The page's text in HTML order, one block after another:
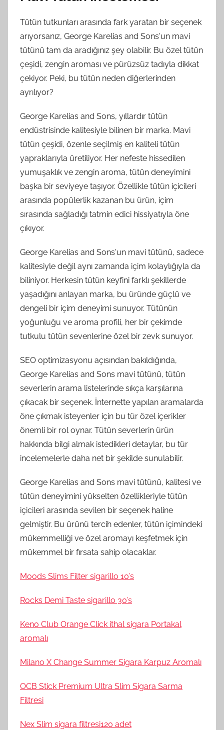
Tütün tutkunları arasında fark yaratan bir seçenek
arıyorsanız, George Karelias and Sons'un mavi
tütünü tam da aradığınız şey olabilir. Bu özel tütün
çeşidi, zengin aroması ve pürüzsüz tadıyla dikkat
çekiyor. Peki, bu tütün neden diğerlerinden
ayrılıyor?
George Karelias and Sons, yıllardır tütün
endüstrisinde kalitesiyle bilinen bir marka. Mavi
tütün çeşidi, özenle seçilmiş en kaliteli tütün
yapraklarıyla üretiliyor. Her nefeste hissedilen
yumuşaklık ve zengin aroma, tütün deneyimini
başka bir seviyeye taşıyor. Özellikle tütün içicileri
arasında popülerlik kazanan bu ürün, içim
sırasında sağladığı tatmin edici hissiyatıyla öne
çıkıyor.
George Karelias and Sons'un mavi tütünü, sadece
kalitesiyle değil aynı zamanda içim kolaylığıyla da
biliniyor. Herkesin tütün keyfini farklı şekillerde
yaşadığını anlayan marka, bu üründe güçlü ve
dengeli bir içim deneyimi sunuyor. Tütünün
yoğunluğu ve aroma profili, her bir çekimde
tutkulu tütün sevenlerine özel bir zevk sunuyor.
SEO optimizasyonu açısından bakıldığında,
George Karelias and Sons mavi tütünü, tütün
severlerin arama listelerinde sıkça karşılarına
çıkacak bir seçenek. İnternette yapılan aramalarda
öne çıkmak isteyenler için bu tür özel içerikler
önemli bir rol oynar. Tütün severlerin ürün
hakkında bilgi almak istedikleri detaylar, bu tür
incelemelerle daha net bir şekilde sunulabilir.
George Karelias and Sons mavi tütünü, kalitesi ve
tütün deneyimini yükselten özellikleriyle tütün
içicileri arasında sevilen bir seçenek haline
gelmiştir. Bu ürünü tercih edenler, tütün içimindeki
mükemmelliği ve özel aromayı keşfetmek için
mükemmel bir fırsata sahip olacaklar.
Moods Slims Filter sigarillo 10’s
Rocks Demi Taste sigarillo 30’s
Keno Club Orange Click ithal sigara Portakal
aromalı
Milano X Change Summer Sigara Karpuz Aromalı
OCB Stick Premium Ultra Slim Sigara Sarma
Filtresi
Nex Slim sigara filtresi120 adet